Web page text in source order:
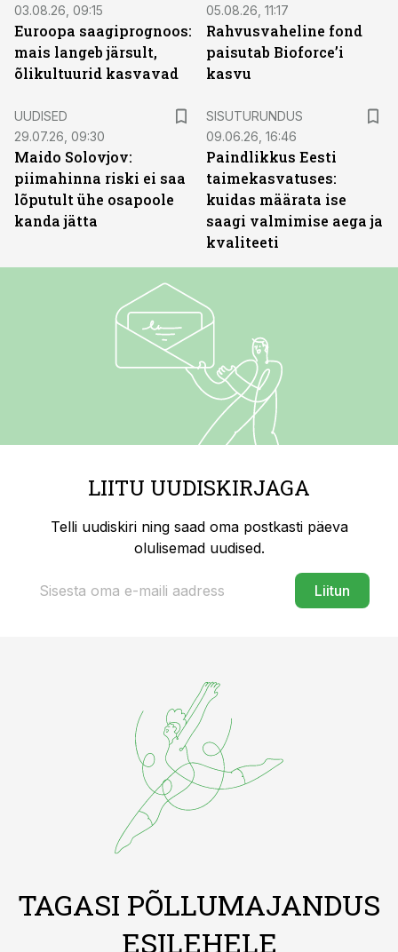
03.08.26, 09:15
Euroopa saagiprognoos:
mais langeb järsult,
õlikultuurid kasvavad
05.08.26, 11:17
Rahvusvaheline fond
paisutab Bioforce’i
kasvu
UUDISED
29.07.26, 09:30
Maido Solovjov:
piimahinna riski ei saa
lõputult ühe osapoole
kanda jätta
SISUTURUNDUS
09.06.26, 16:46
Paindlikkus Eesti
taimekasvatuses:
kuidas määrata ise
saagi valmimise aega ja
kvaliteeti
LIITU UUDISKIRJAGA
Telli uudiskiri ning saad oma postkasti päeva
olulisemad uudised.
Liitun
TAGASI PÕLLUMAJANDUS
ESILEHELE